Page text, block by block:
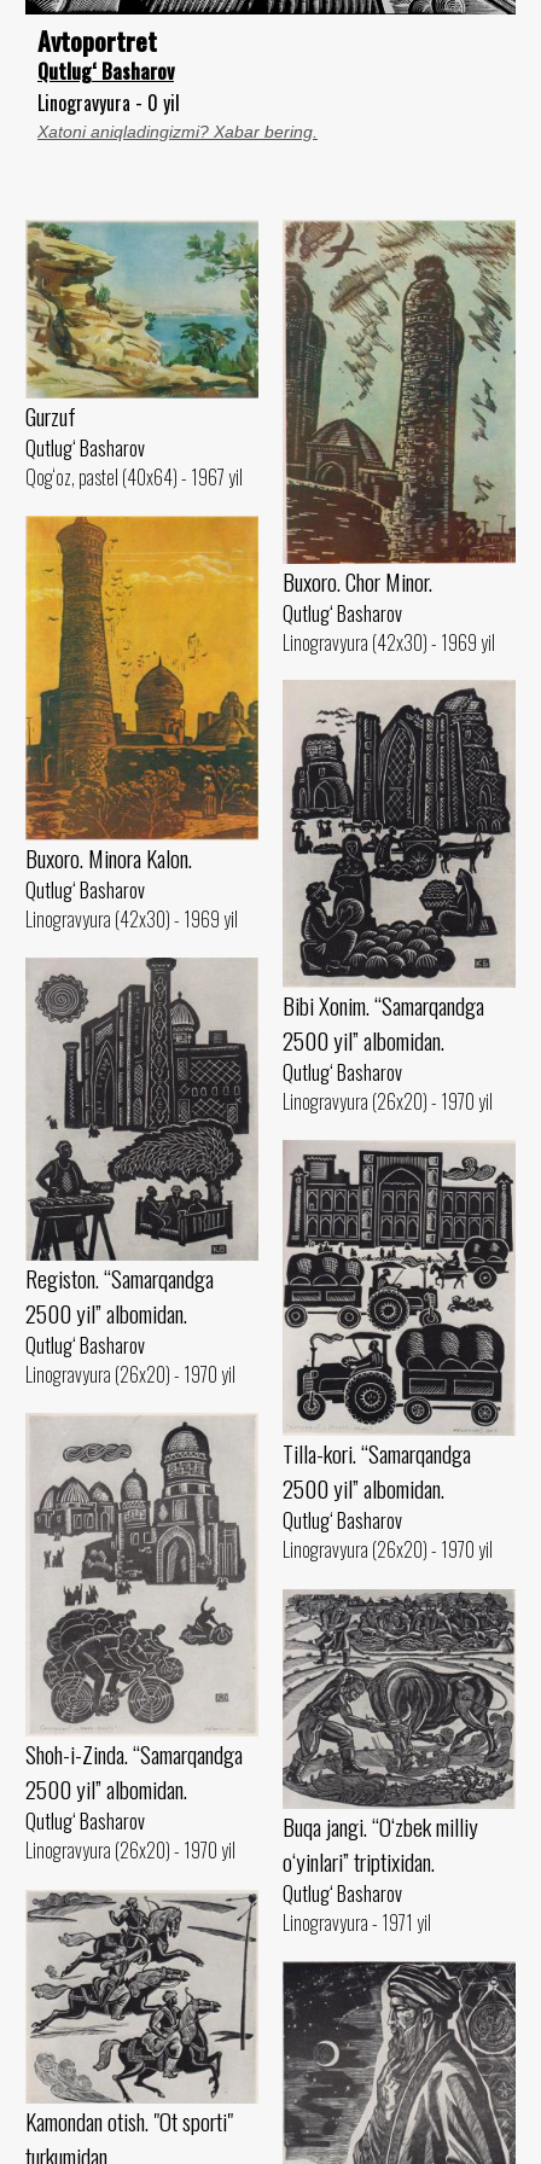
Avtoportret
Qutlug‘ Basharov
Linogravyura - 0 yil
Xatoni aniqladingizmi? Xabar bering.
Gurzuf
Qutlug‘ Basharov
Qog‘oz, pastel (40x64) - 1967 yil
Buxoro. Chor Minor.
Qutlug‘ Basharov
Linogravyura (42x30) - 1969 yil
Buxoro. Minora Kalon.
Qutlug‘ Basharov
Linogravyura (42x30) - 1969 yil
Bibi Xonim. “Samarqandga
2500 yil” albomidan.
Qutlug‘ Basharov
Linogravyura (26x20) - 1970 yil
Registon. “Samarqandga
2500 yil” albomidan.
Qutlug‘ Basharov
Linogravyura (26x20) - 1970 yil
Tilla-kori. “Samarqandga
2500 yil” albomidan.
Qutlug‘ Basharov
Linogravyura (26x20) - 1970 yil
Shoh-i-Zinda. “Samarqandga
2500 yil” albomidan.
Qutlug‘ Basharov
Linogravyura (26x20) - 1970 yil
Buqa jangi. “O‘zbek milliy
o‘yinlari” triptixidan.
Qutlug‘ Basharov
Linogravyura - 1971 yil
Kamondan otish. "Ot sporti"
turkumidan